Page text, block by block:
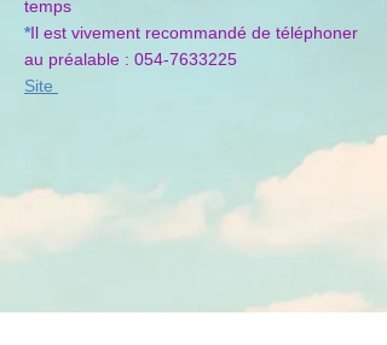
temps
*Il est vivement recommandé de téléphoner
au préalable : 054-7633225
Site